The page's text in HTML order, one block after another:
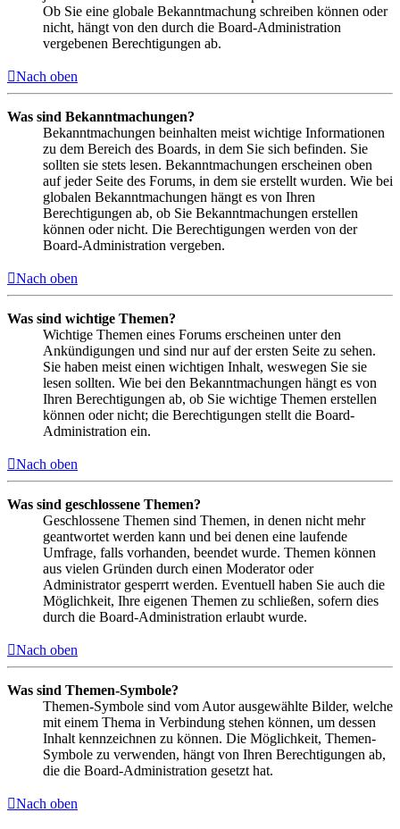
Ob Sie eine globale Bekanntmachung schreiben können oder
nicht, hängt von den durch die Board-Administration
vergebenen Berechtigungen ab.
Nach oben
Was sind Bekanntmachungen?
Bekanntmachungen beinhalten meist wichtige Informationen
zu dem Bereich des Boards, in dem Sie sich befinden. Sie
sollten sie stets lesen. Bekanntmachungen erscheinen oben
auf jeder Seite des Forums, in dem sie erstellt wurden. Wie bei
globalen Bekanntmachungen hängt es von Ihren
Berechtigungen ab, ob Sie Bekanntmachungen erstellen
können oder nicht. Die Berechtigungen werden von der
Board-Administration vergeben.
Nach oben
Was sind wichtige Themen?
Wichtige Themen eines Forums erscheinen unter den
Ankündigungen und sind nur auf der ersten Seite zu sehen.
Sie haben meist einen wichtigen Inhalt, weswegen Sie sie
lesen sollten. Wie bei den Bekanntmachungen hängt es von
Ihren Berechtigungen ab, ob Sie wichtige Themen erstellen
können oder nicht; die Berechtigungen stellt die Board-
Administration ein.
Nach oben
Was sind geschlossene Themen?
Geschlossene Themen sind Themen, in denen nicht mehr
geantwortet werden kann und bei denen eine laufende
Umfrage, falls vorhanden, beendet wurde. Themen können
aus vielen Gründen durch einen Moderator oder
Administrator gesperrt werden. Eventuell haben Sie auch die
Möglichkeit, Ihre eigenen Themen zu schließen, sofern dies
durch die Board-Administration erlaubt wurde.
Nach oben
Was sind Themen-Symbole?
Themen-Symbole sind vom Autor ausgewählte Bilder, welche
mit einem Thema in Verbindung stehen können, um dessen
Inhalt kennzeichnen zu können. Die Möglichkeit, Themen-
Symbole zu verwenden, hängt von Ihren Berechtigungen ab,
die die Board-Administration gesetzt hat.
Nach oben